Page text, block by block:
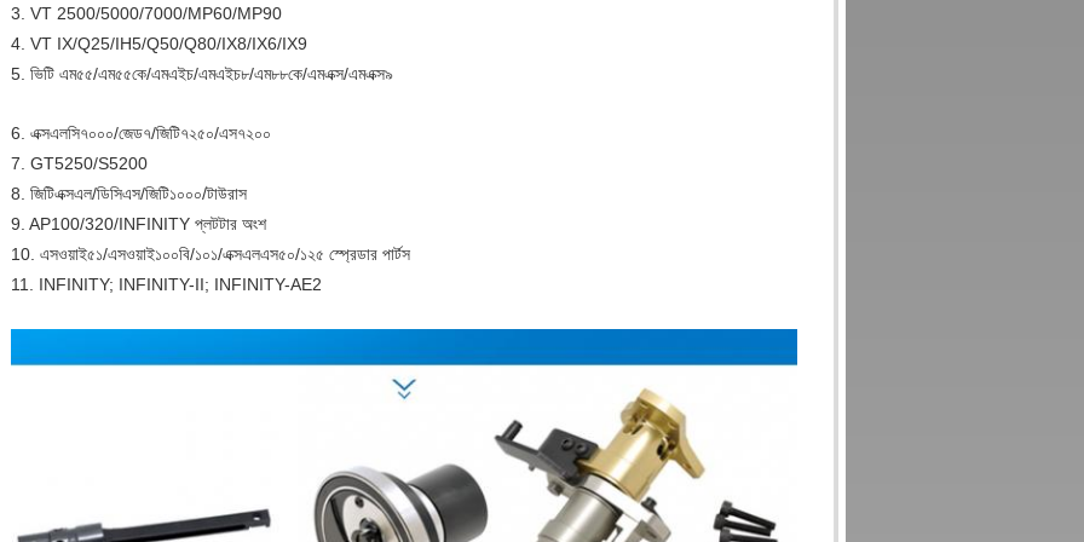
3. VT 2500/5000/7000/MP60/MP90
4. VT IX/Q25/IH5/Q50/Q80/IX8/IX6/IX9
5. ভিটি এম৫৫/এম৫৫কে/এমএইচ/এমএইচ৮/এম৮৮কে/এমএক্স/এমএক্স৯
6. এক্সএলসি৭০০০/জেড৭/জিটি৭২৫০/এস৭২০০
7. GT5250/S5200
8. জিটিএক্সএল/ডিসিএস/জিটি১০০০/টাউরাস
9. AP100/320/INFINITY প্লটটার অংশ
10. এসওয়াই৫১/এসওয়াই১০০বি/১০১/এক্সএলএস৫০/১২৫ স্প্রেডার পার্টস
11. INFINITY; INFINITY-II; INFINITY-AE2